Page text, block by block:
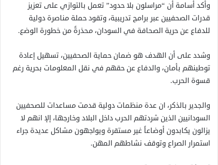
وأكد أسامة أن “مراسلون بلا حدود” تعمل بالتوازي على تعزيز
قدرات الصحفيين عبر برامج تدريبية، وتقود حملة مناصرة دولية
للدفاع عن حرية الصحافة في السودان، محذرةً من خطورة الوضع.
وشدد على أن الهدف هو ضمان حماية الصحفيين، تسهيل إعادة
توطينهم بأمان، والدفاع عن حقهم في نقل المعلومات بحرية رغم
قسوة الحرب.
والجدير بالذكر، ان عدة منظمات دولية قدمت مساعدات للصحفيين
السودانيين الذين شردتهم الحرب داخل البلاد وخارجها، إلإ انهم لا
يزالون يكابدون أوضاعاً غير مستقرة ويواجهون مشاكل عديدة جراء
استمرار الصراع وتوقف نشاطهم المهن.